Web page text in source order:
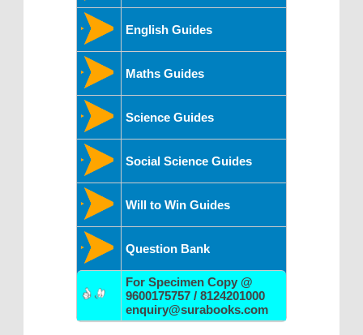
English Guides
Maths Guides
Science Guides
Social Science Guides
Will to Win Guides
Question Bank
For Specimen Copy @
9600175757 / 8124201000
enquiry@surabooks.com